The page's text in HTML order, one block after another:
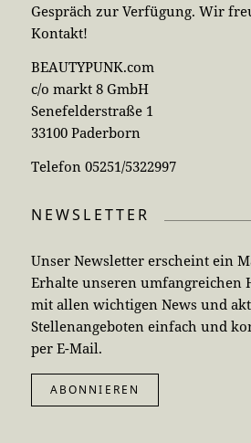
Gespräch zur Verfügung. Wir
Kontakt!
BEAUTYPUNK.com
c/o markt 8 GmbH
Senefelderstraße 1
33100 Paderborn
Telefon 05251/5322997
NEWSLETTER
Unser Newsletter erscheint ein
Erhalte unseren umfangreichen
mit allen wichtigen News und
Stellenangeboten einfach und
per E-Mail.
ABONNIEREN